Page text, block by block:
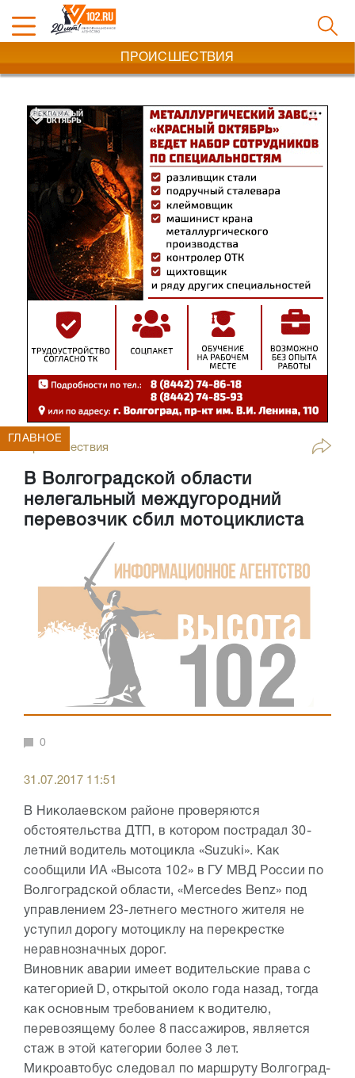
ПРОИСШЕСТВИЯ
РЕКЛАМА
Происшествия
В Волгоградской области
нелегальный междугородний
перевозчик сбил мотоциклиста
ГЛАВНОЕ
0
31.07.2017 11:51
В Николаевском районе проверяются
обстоятельства ДТП, в котором пострадал 30-
летний водитель мотоцикла «Suzuki». Как
сообщили ИА «Высота 102» в ГУ МВД России по
Волгоградской области, «Mercedes Benz» под
управлением 23-летнего местного жителя не
уступил дорогу мотоциклу на перекрестке
неравнозначных дорог.
Виновник аварии имеет водительские права с
категорией D, открытой около года назад, тогда
как основным требованием к водителю,
перевозящему более 8 пассажиров, является
стаж в этой категории более 3 лет.
Микроавтобус следовал по маршруту Волгоград-